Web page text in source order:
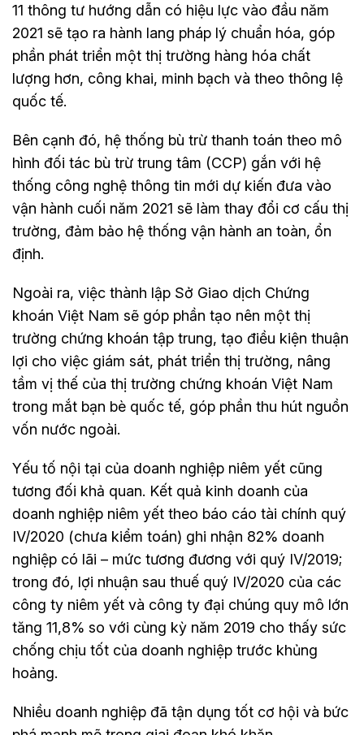
11 thông tư hướng dẫn có hiệu lực vào đầu năm
2021 sẽ tạo ra hành lang pháp lý chuẩn hóa, góp
phần phát triển một thị trường hàng hóa chất
lượng hơn, công khai, minh bạch và theo thông lệ
quốc tế.
Bên cạnh đó, hệ thống bù trừ thanh toán theo mô
hình đối tác bù trừ trung tâm (CCP) gắn với hệ
thống công nghệ thông tin mới dự kiến đưa vào
vận hành cuối năm 2021 sẽ làm thay đổi cơ cấu thị
trường, đảm bảo hệ thống vận hành an toàn, ổn
định.
Ngoài ra, việc thành lập Sở Giao dịch Chứng
khoán Việt Nam sẽ góp phần tạo nên một thị
trường chứng khoán tập trung, tạo điều kiện thuận
lợi cho việc giám sát, phát triển thị trường, nâng
tầm vị thế của thị trường chứng khoán Việt Nam
trong mắt bạn bè quốc tế, góp phần thu hút nguồn
vốn nước ngoài.
Yếu tố nội tại của doanh nghiệp niêm yết cũng
tương đối khả quan. Kết quả kinh doanh của
doanh nghiệp niêm yết theo báo cáo tài chính quý
IV/2020 (chưa kiểm toán) ghi nhận 82% doanh
nghiệp có lãi – mức tương đương với quý IV/2019;
trong đó, lợi nhuận sau thuế quý IV/2020 của các
công ty niêm yết và công ty đại chúng quy mô lớn
tăng 11,8% so với cùng kỳ năm 2019 cho thấy sức
chống chịu tốt của doanh nghiệp trước khủng
hoảng.
Nhiều doanh nghiệp đã tận dụng tốt cơ hội và bức